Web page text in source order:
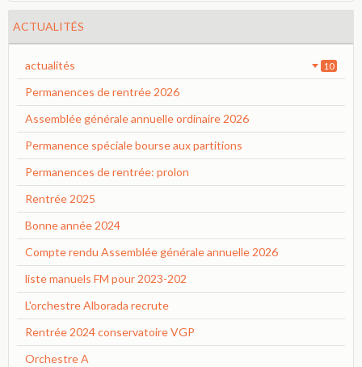
ACTUALITÉS
actualités 10
Permanences de rentrée 2026
Assemblée générale annuelle ordinaire 2026
Permanence spéciale bourse aux partitions
Permanences de rentrée: prolon
Rentrée 2025
Bonne année 2024
Compte rendu Assemblée générale annuelle 2026
liste manuels FM pour 2023-202
L'orchestre Alborada recrute
Rentrée 2024 conservatoire VGP
Orchestre A